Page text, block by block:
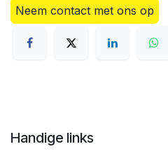
Neem contact met ons op
Handige links